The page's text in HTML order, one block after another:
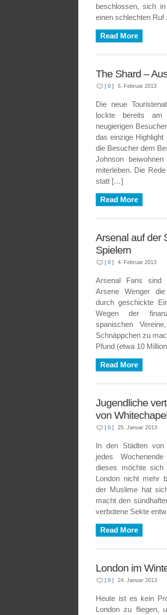
beschlossen, sich
einen schlechten
Read More
The Shard –
[ 0 ] 5. Februar 2013
Die neue
lockte bereits
neugierigen
das einzige Highlight
die Besucher dem
Johnson
miterleben. Die
statt […]
Read More
Arsenal auf der
Spielern
[ 0 ] 4. Februar 2013
Arsenal Fans sind
Arsene Wenger
durch geschickte
Wegen der
spanischen
Schnäppchen zu
Pfund (etwa 10
Read More
Jugendliche
von
[ 0 ] 25. Januar 2013
In den Städten
jedes
dieses möchte sich
London nicht mehr
der Muslime hat
macht den
verbotene Sekte
Read More
London im
[ 0 ] 24. Januar 2013
Heute ist es kein
London zu fliegen,